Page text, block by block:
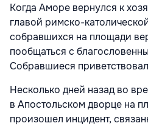
Когда Аморе вернулся к
главой римско-
собравшихся на площади
пообщаться с
Собравшиеся
Несколько дней назад во
в Апостольском дворце на
произошел инцидент,